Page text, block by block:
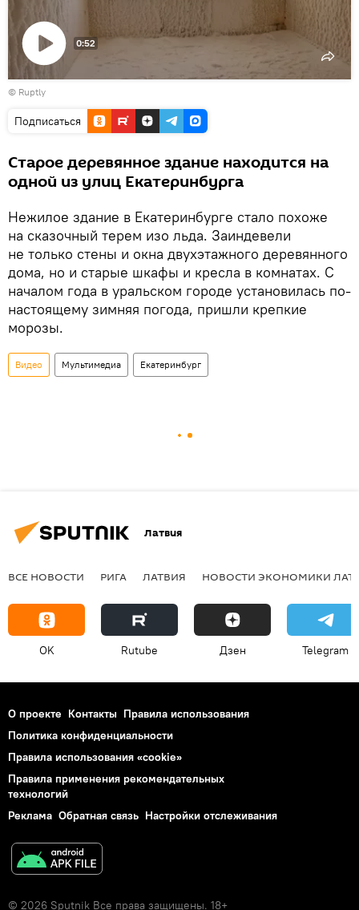
Воспроизвести
видео
0:52
© Ruptly
Подписаться
Старое деревянное здание находится на
одной из улиц Екатеринбурга
Нежилое здание в Екатеринбурге стало похоже
на сказочный терем изо льда. Заиндевели
не только стены и окна двухэтажного деревянного
дома, но и старые шкафы и кресла в комнатах. С
началом года в уральском городе установилась по-
настоящему зимняя погода, пришли крепкие
морозы.
Видео Мультимедиа Екатеринбург
Латвия
ВСЕ НОВОСТИ РИГА ЛАТВИЯ НОВОСТИ ЭКОНОМИКИ
OK Rutube Дзен Telegram
О проекте Контакты Правила использования
Политика конфиденциальности
Правила использования «cookie»
Правила применения рекомендательных
технологий
Реклама Обратная связь Настройки отслеживания
© 2026 Sputnik Все права защищены. 18+